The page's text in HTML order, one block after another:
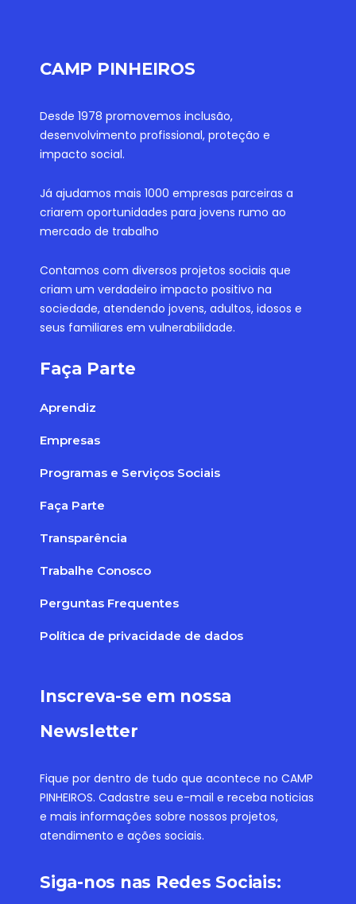
CAMP PINHEIROS
Desde 1978 promovemos inclusão,
desenvolvimento profissional, proteção e
impacto social.
Já ajudamos mais 1000 empresas parceiras a
criarem oportunidades para jovens rumo ao
mercado de trabalho
Contamos com diversos projetos sociais que
criam um verdadeiro impacto positivo na
sociedade, atendendo jovens, adultos, idosos e
seus familiares em vulnerabilidade.
Faça Parte
Aprendiz
Empresas
Programas e Serviços Sociais
Faça Parte
Transparência
Trabalhe Conosco
Perguntas Frequentes
Política de privacidade de dados
Inscreva-se em nossa
Newsletter
Fique por dentro de tudo que acontece no CAMP
PINHEIROS. Cadastre seu e-mail e receba noticias
e mais informações sobre nossos projetos,
atendimento e ações sociais.
Siga-nos nas Redes Sociais: